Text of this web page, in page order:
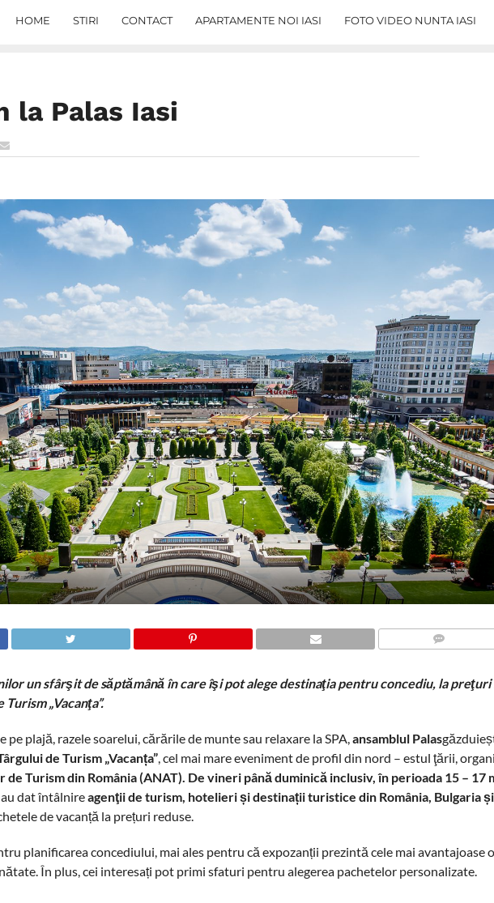
HOME STIRI CONTACT APARTAMENTE NOI IASI FOTO VIDEO NUNTA IASI
la Palas Iasi
un sfârşit de săptămână în care îşi pot alege destinaţia pentru concediu, la preţuri
„Vacanţa”.
pe plajă, razele soarelui, cărările de munte sau relaxare la SPA,ansamblul Palas
de Turism „Vacanța”, cel mai mare eveniment de profil din nord – estul ţării,
Turism din România (ANAT). De vineri până duminică inclusiv, în perioada 15 – 17
dat întâlnireagenţii de turism, hotelieri și destinații turistice din România, Bulgaria
de vacanță la prețuri reduse.
planificarea concediului, mai ales pentru că expozanții prezintă cele mai avantajoase
În plus, cei interesați pot primi sfaturi pentru alegerea pachetelor personalizate.